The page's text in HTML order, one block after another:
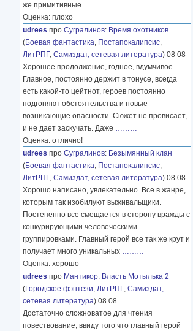
же примитивные ………
Оценка: плохо
udrees про Сугралинов: Время охотников
(Боевая фантастика, Постапокалипсис,
ЛитРПГ, Самиздат, сетевая литература) 08 08
Хорошее продолжение, годное, вдумчивое.
Главное, постоянно держит в тонусе, всегда
есть какой-то цейтнот, героев постоянно
подгоняют обстоятельства и новые
возникающие опасности. Сюжет не провисает,
и не дает заскучать. Даже ………
Оценка: отлично!
udrees про Сугралинов: Безымянный клан
(Боевая фантастика, Постапокалипсис,
ЛитРПГ, Самиздат, сетевая литература) 08 08
Хорошо написано, увлекательно. Все в жанре,
которым так изобилуют выживальщики.
Постепенно все смещается в сторону вражды с
конкурирующими человеческими
группировками. Главный герой все так же крут и
получает много уникальных ………
Оценка: хорошо
udrees про Мантикор: Власть Мотылька 2
(Городское фэнтези, ЛитРПГ, Самиздат,
сетевая литература) 08 08
Достаточно сложноватое для чтения
повествование, ввиду того что главный герой